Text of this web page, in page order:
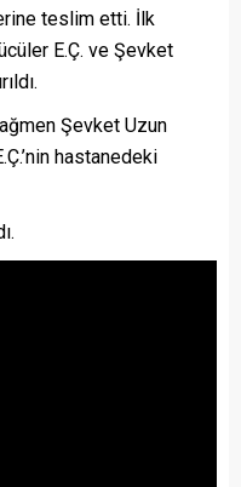
teslim etti. İlk
E.Ç. ve Şevket
Şevket Uzun
hastanedeki